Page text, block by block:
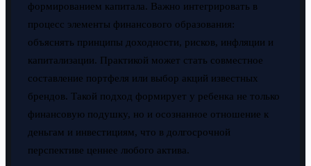
формированием капитала. Важно интегрировать в
процесс элементы финансового образования:
объяснять принципы доходности, рисков, инфляции и
капитализации. Практикой может стать совместное
составление портфеля или выбор акций известных
брендов. Такой подход формирует у ребенка не только
финансовую подушку, но и осознанное отношение к
деньгам и инвестициям, что в долгосрочной
перспективе ценнее любого актива.